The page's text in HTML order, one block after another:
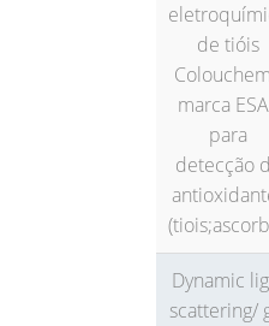
de tióis
marca
para
detecção
Dynamic
scattering/